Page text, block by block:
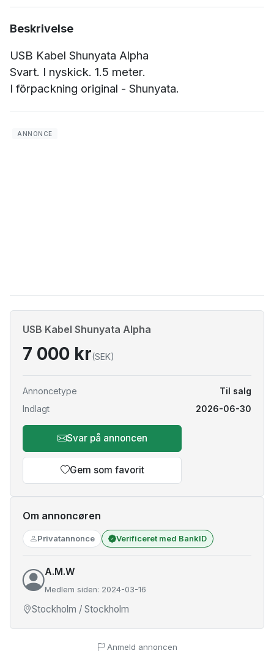
Beskrivelse
USB Kabel Shunyata Alpha
Svart. I nyskick. 1.5 meter.
I förpackning original - Shunyata.
USB Kabel Shunyata Alpha
7 000 kr(SEK)
Annoncetype
Til salg
Indlagt
2026-06-30
Svar på annoncen
Gem som favorit
Om annoncøren
Privatannonce Verificeret med BankID
A.M.W
Medlem siden: 2024-03-16
Stockholm / Stockholm
Anmeld annoncen